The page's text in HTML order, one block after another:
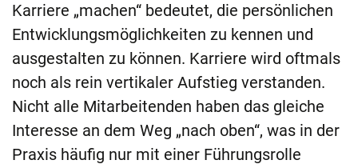
Karriere „machen“ bedeutet, die persönlichen
Entwicklungsmöglichkeiten zu kennen und
ausgestalten zu können. Karriere wird oftmals
noch als rein vertikaler Aufstieg verstanden.
Nicht alle Mitarbeitenden haben das gleiche
Interesse an dem Weg „nach oben“, was in der
Praxis häufig nur mit einer Führungsrolle